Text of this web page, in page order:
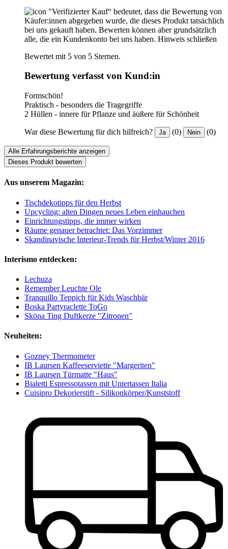
"Verifizierter Kauf“ bedeutet, dass die Bewertung von
Käufer:innen abgegeben wurde, die dieses Produkt tatsächlich
bei uns gekauft haben. Bewerten können aber grundsätzlich
alle, die ein Kundenkonto bei uns haben. Hinweis schließen
Bewertet mit 5 von 5 Sternen.
Bewertung verfasst von Kund:in
Formschön!
Praktisch - besonders die Tragegriffe
2 Hüllen - innere für Pflanze und äußere für Schönheit
War diese Bewertung für dich hilfreich? Ja (0) Nein (0)
Alle Erfahrungsberichte anzeigen
Dieses Produkt bewerten
Aus unserem Magazin:
Tischdekotipps für den Herbst
Upcycling: alten Dingen neues Leben einhauchen
Einrichtungstipps, die immer wirken
Räume genauer betrachtet: Das Vorzimmer
Skandinavische Interieur-Trends für Herbst/Winter 2016
Interismo entdecken:
Lechuza
Remember Leuchte Ole
Tranquillo Teppich für Kids Waschbär
Boska Partyraclette ToGo
Sköna Ting Duftkerze "Zitronen"
Neuheiten:
Gozney Thermometer
IB Laursen Kaffeeserviette "Margeriten"
IB Laursen Türmatte "Haus"
Bialetti Espressotassen mit Untertassen Italia
Cuisipro Dekorierstift - Silikonkörper/Kunststoff